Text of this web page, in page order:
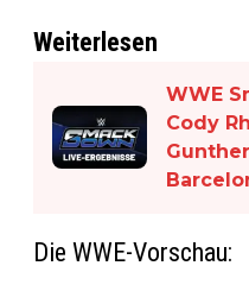
Weiterlesen
WWE
Cody
Die WWE-Vorschau: